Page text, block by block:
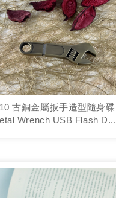
古銅金屬扳手造型隨身碟
Wrench USB Flash D...